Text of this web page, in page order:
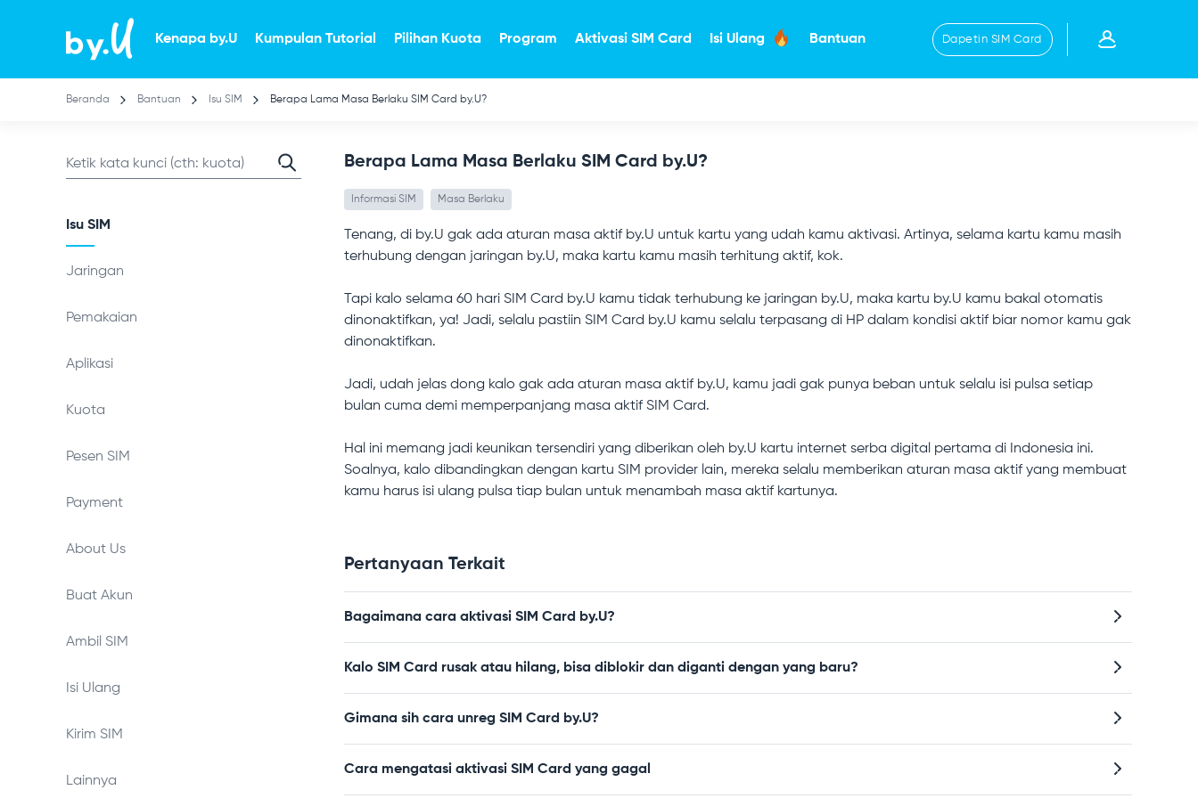
Kenapa by.U Kumpulan Tutorial Pilihan Kuota Program Aktivasi SIM Card Isi Ulang Bantuan Dapetin SIM Card
Beranda Bantuan Isu SIM Berapa Lama Masa Berlaku SIM Card by.U?
Isu SIM
Jaringan
Pemakaian
Aplikasi
Kuota
Pesen SIM
Payment
About Us
Buat Akun
Ambil SIM
Isi Ulang
Kirim SIM
Lainnya
Berapa Lama Masa Berlaku SIM Card by.U?
Informasi SIM Masa Berlaku
Tenang, di by.U gak ada aturan masa aktif by.U untuk kartu yang udah kamu aktivasi. Artinya, selama kartu kamu masih
terhubung dengan jaringan by.U, maka kartu kamu masih terhitung aktif, kok.
Tapi kalo selama 60 hari SIM Card by.U kamu tidak terhubung ke jaringan by.U, maka kartu by.U kamu bakal otomatis
dinonaktifkan, ya! Jadi, selalu pastiin SIM Card by.U kamu selalu terpasang di HP dalam kondisi aktif biar nomor kamu gak
dinonaktifkan.
Jadi, udah jelas dong kalo gak ada aturan masa aktif by.U, kamu jadi gak punya beban untuk selalu isi pulsa setiap
bulan cuma demi memperpanjang masa aktif SIM Card.
Hal ini memang jadi keunikan tersendiri yang diberikan oleh by.U kartu internet serba digital pertama di Indonesia ini.
Soalnya, kalo dibandingkan dengan kartu SIM provider lain, mereka selalu memberikan aturan masa aktif yang membuat
kamu harus isi ulang pulsa tiap bulan untuk menambah masa aktif kartunya.
Pertanyaan Terkait
Bagaimana cara aktivasi SIM Card by.U?
Kalo SIM Card rusak atau hilang, bisa diblokir dan diganti dengan yang baru?
Gimana sih cara unreg SIM Card by.U?
Cara mengatasi aktivasi SIM Card yang gagal